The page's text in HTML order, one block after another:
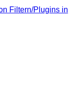
Filtern/Plugins in